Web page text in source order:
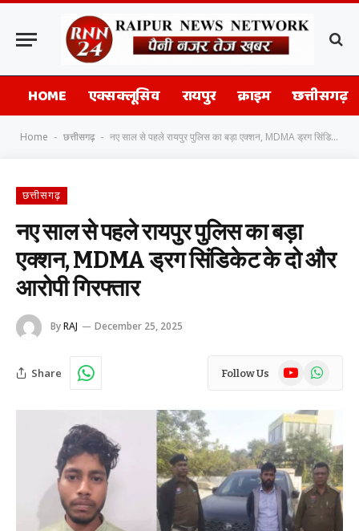
HOME एक्सक्लूसिव रायपुर क्राइम छत्तीसगढ़
Home - छत्तीसगढ़ - नए साल से पहले रायपुर पुलिस का बड़ा एक्शन, MDMA ड्रग सिंडिकेट के दो और आरोपी गिरफ्तार
छत्तीसगढ़
नए साल से पहले रायपुर पुलिस का बड़ा
एक्शन, MDMA ड्रग सिंडिकेट के दो और
आरोपी गिरफ्तार
ByRAJ December 25, 2025
Share Follow Us YouTubeWhatsApp